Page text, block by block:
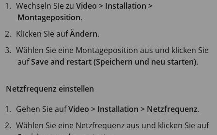
Wechseln Sie zuVideo > Installation >
Montageposition.
Klicken Sie aufÄndern.
Wählen Sie eine Montageposition aus und klicken Sie
aufSave and restart (Speichern und neu starten).
Netzfrequenz einstellen
Gehen Sie aufVideo > Installation > Netzfrequenz.
Wählen Sie eine Netzfrequenz aus und klicken Sie auf